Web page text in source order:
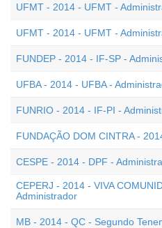
UFMT - 2014 - UFMT -
UFMT - 2014 - UFMT -
FUNDEP - 2014 - IF-SP -
UFBA - 2014 - UFBA -
FUNRIO - 2014 - IF-PI -
FUNDAÇÃO DOM CINTRA -
CESPE - 2014 - DPF -
CEPERJ - 2014 - VIVA
Administrador
MB - 2014 - QC - Segundo